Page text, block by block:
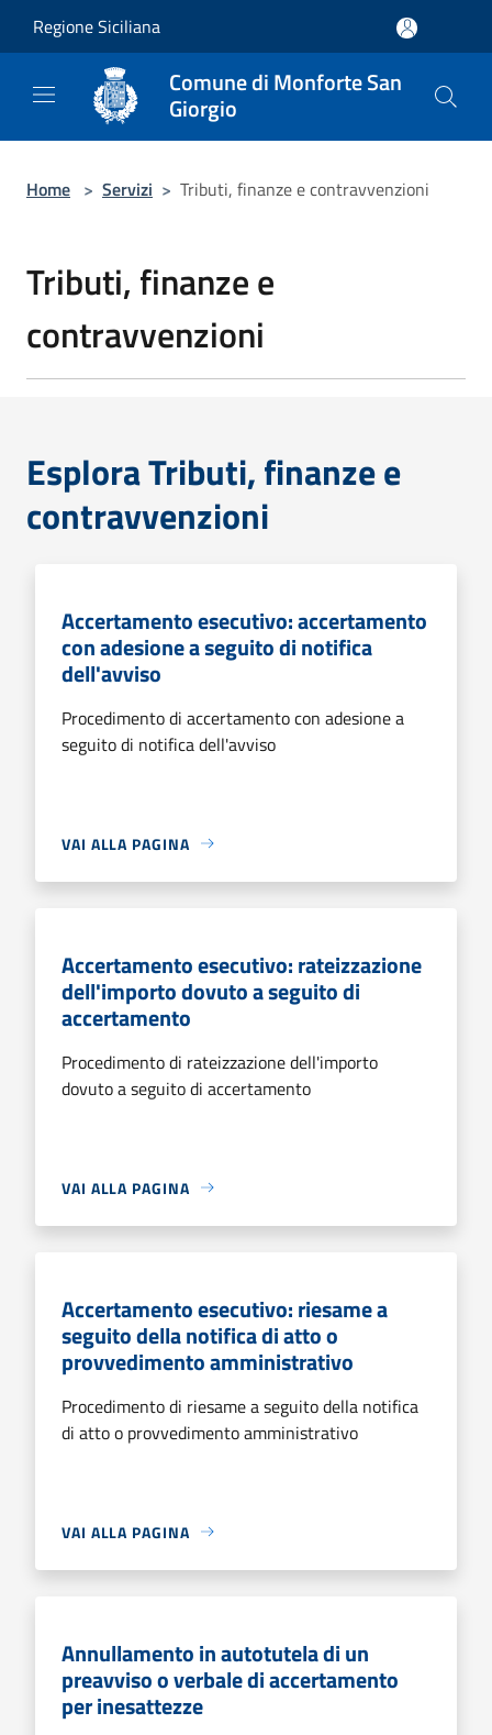
Regione Siciliana
Comune di Monforte San
Giorgio
Home > Servizi > Tributi, finanze e contravvenzioni
Tributi, finanze e
contravvenzioni
Esplora Tributi, finanze e
contravvenzioni
Accertamento esecutivo: accertamento
con adesione a seguito di notifica
dell'avviso
Procedimento di accertamento con adesione a
seguito di notifica dell'avviso
VAI ALLA PAGINA
Accertamento esecutivo: rateizzazione
dell'importo dovuto a seguito di
accertamento
Procedimento di rateizzazione dell'importo
dovuto a seguito di accertamento
VAI ALLA PAGINA
Accertamento esecutivo: riesame a
seguito della notifica di atto o
provvedimento amministrativo
Procedimento di riesame a seguito della notifica
di atto o provvedimento amministrativo
VAI ALLA PAGINA
Annullamento in autotutela di un
preavviso o verbale di accertamento
per inesattezze